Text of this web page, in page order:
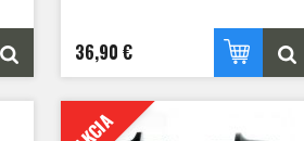
36,90 €